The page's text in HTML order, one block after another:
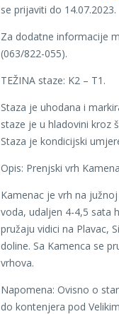
se prijaviti do 14.07.2023.
Za dodatne informacije
(063/822-055).
TEŽINA staze: K2 – T1.
Staza je uhodana i
staze je u hladovini kroz
Staza je kondicijski
Opis: Prenjski vrh
Kamenac je vrh na
voda, udaljen 4-4,5 sata
pružaju vidici na Plavac,
doline. Sa Kamenca se
vrhova.
Napomena: Ovisno o
do kontenjera pod